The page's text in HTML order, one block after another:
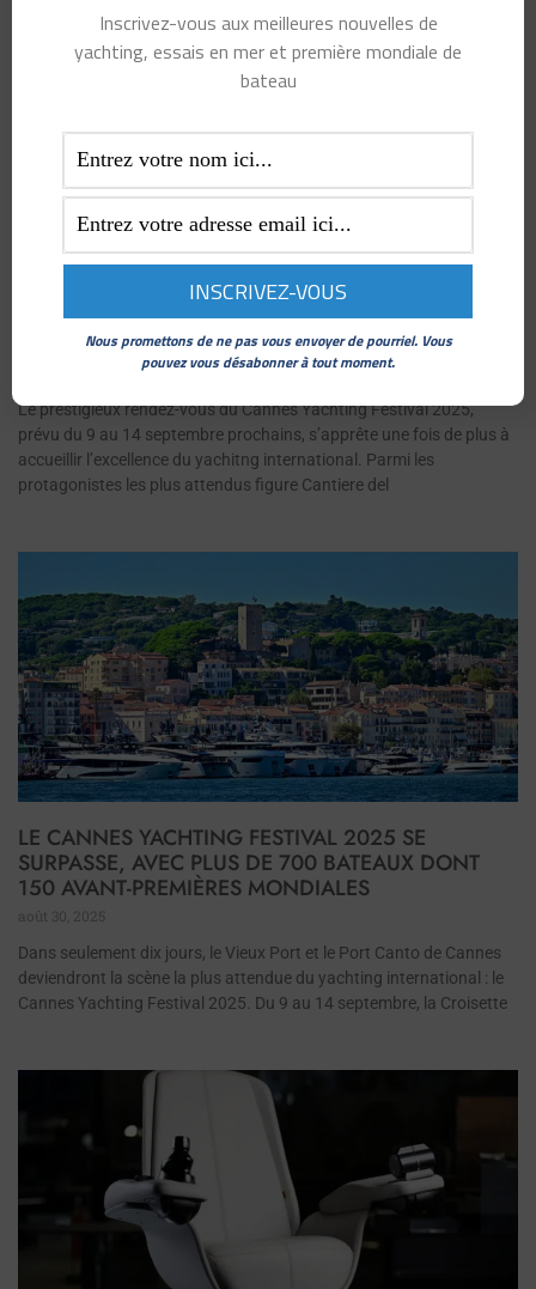
CANTIERE DEL PARDO À L’HONNEUR AU CANNES
YACHTING FESTIVAL 2025 AVEC DEUX AVANT-
PREMIÈRES MONDIALES
Le prestigieux rendez-vous du Cannes Yachting Festival 2025,
prévu du 9 au 14 septembre prochains, s’apprête une fois de plus à
accueillir l’excellence du yachitng international. Parmi les
protagonistes les plus attendus figure Cantiere del
LE CANNES YACHTING FESTIVAL 2025 SE
SURPASSE, AVEC PLUS DE 700 BATEAUX DONT
150 AVANT-PREMIÈRES MONDIALES
août 30, 2025
Dans seulement dix jours, le Vieux Port et le Port Canto de Cannes
deviendront la scène la plus attendue du yachting international : le
Cannes Yachting Festival 2025. Du 9 au 14 septembre, la Croisette
Inscrivez-vous aux meilleures nouvelles de
yachting, essais en mer et première mondiale de
bateau
Nous promettons de ne pas vous envoyer de pourriel. Vous
pouvez vous désabonner à tout moment.